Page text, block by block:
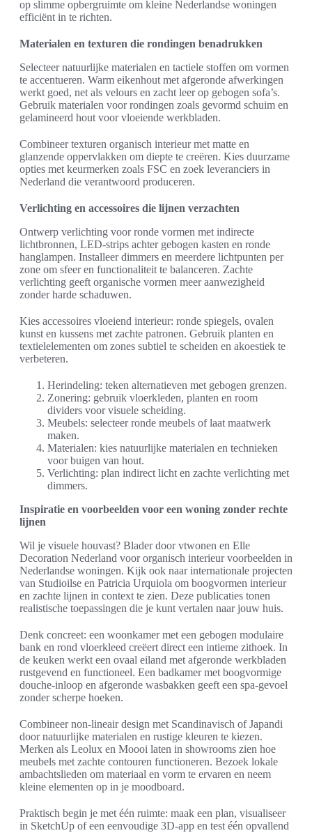
op slimme opbergruimte om kleine Nederlandse woningen
efficiënt in te richten.
Materialen en texturen die rondingen benadrukken
Selecteer natuurlijke materialen en tactiele stoffen om vormen
te accentueren. Warm eikenhout met afgeronde afwerkingen
werkt goed, net als velours en zacht leer op gebogen sofa’s.
Gebruik materialen voor rondingen zoals gevormd schuim en
gelamineerd hout voor vloeiende werkbladen.
Combineer texturen organisch interieur met matte en
glanzende oppervlakken om diepte te creëren. Kies duurzame
opties met keurmerken zoals FSC en zoek leveranciers in
Nederland die verantwoord produceren.
Verlichting en accessoires die lijnen verzachten
Ontwerp verlichting voor ronde vormen met indirecte
lichtbronnen, LED-strips achter gebogen kasten en ronde
hanglampen. Installeer dimmers en meerdere lichtpunten per
zone om sfeer en functionaliteit te balanceren. Zachte
verlichting geeft organische vormen meer aanwezigheid
zonder harde schaduwen.
Kies accessoires vloeiend interieur: ronde spiegels, ovalen
kunst en kussens met zachte patronen. Gebruik planten en
textielelementen om zones subtiel te scheiden en akoestiek te
verbeteren.
Herindeling: teken alternatieven met gebogen grenzen.
Zonering: gebruik vloerkleden, planten en room
dividers voor visuele scheiding.
Meubels: selecteer ronde meubels of laat maatwerk
maken.
Materialen: kies natuurlijke materialen en technieken
voor buigen van hout.
Verlichting: plan indirect licht en zachte verlichting met
dimmers.
Inspiratie en voorbeelden voor een woning zonder rechte
lijnen
Wil je visuele houvast? Blader door vtwonen en Elle
Decoration Nederland voor organisch interieur voorbeelden in
Nederlandse woningen. Kijk ook naar internationale projecten
van Studioilse en Patricia Urquiola om boogvormen interieur
en zachte lijnen in context te zien. Deze publicaties tonen
realistische toepassingen die je kunt vertalen naar jouw huis.
Denk concreet: een woonkamer met een gebogen modulaire
bank en rond vloerkleed creëert direct een intieme zithoek. In
de keuken werkt een ovaal eiland met afgeronde werkbladen
rustgevend en functioneel. Een badkamer met boogvormige
douche-inloop en afgeronde wasbakken geeft een spa-gevoel
zonder scherpe hoeken.
Combineer non-lineair design met Scandinavisch of Japandi
door natuurlijke materialen en rustige kleuren te kiezen.
Merken als Leolux en Moooi laten in showrooms zien hoe
meubels met zachte contouren functioneren. Bezoek lokale
ambachtslieden om materiaal en vorm te ervaren en neem
kleine elementen op in je moodboard.
Praktisch begin je met één ruimte: maak een plan, visualiseer
in SketchUp of een eenvoudige 3D-app en test één opvallend